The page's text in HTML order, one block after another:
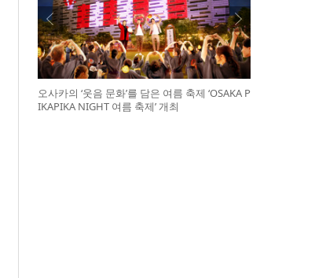
오사카의 ‘웃음 문화’를 담은 여름 축제 ‘OSAKA P
IKAPIKA NIGHT 여름 축제’ 개최